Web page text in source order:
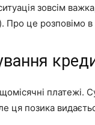
зовсім
це розповімо в
платежі.
ця позика